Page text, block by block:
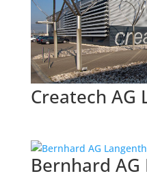
Createch AG
Bernhard